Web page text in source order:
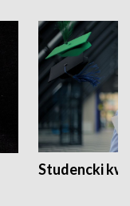
Studencki